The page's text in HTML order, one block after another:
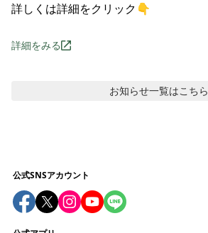
詳しくは詳細をクリック👇
詳細をみる
お知らせ一覧はこちら
公式SNSアカウント